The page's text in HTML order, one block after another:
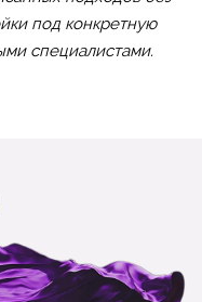
под конкретную
специалистами.